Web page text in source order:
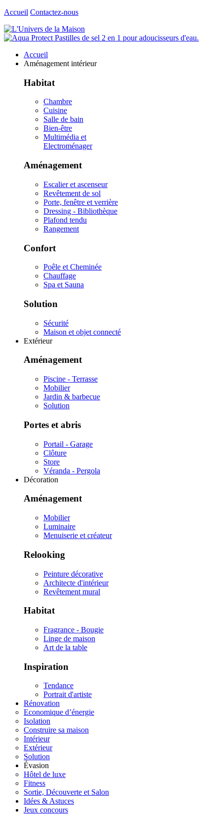
Accueil Contactez-nous
Accueil
Aménagement intérieur
Habitat
Chambre
Cuisine
Salle de bain
Bien-être
Multimédia et
Electroménager
Aménagement
Escalier et ascenseur
Revêtement de sol
Porte, fenêtre et verrière
Dressing - Bibliothèque
Plafond tendu
Rangement
Confort
Poêle et Cheminée
Chauffage
Spa et Sauna
Solution
Sécurité
Maison et objet connecté
Extérieur
Aménagement
Piscine - Terrasse
Mobilier
Jardin & barbecue
Solution
Portes et abris
Portail - Garage
Clôture
Store
Véranda - Pergola
Décoration
Aménagement
Mobilier
Luminaire
Menuiserie et créateur
Relooking
Peinture décorative
Architecte d'intérieur
Revêtement mural
Habitat
Fragrance - Bougie
Linge de maison
Art de la table
Inspiration
Tendance
Portrait d'artiste
Rénovation
Economique d’énergie
Isolation
Construire sa maison
Intérieur
Extérieur
Solution
Évasion
Hôtel de luxe
Fitness
Sortie, Découverte et Salon
Idées & Astuces
Jeux concours